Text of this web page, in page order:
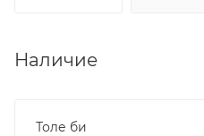
Наличие
Толе би